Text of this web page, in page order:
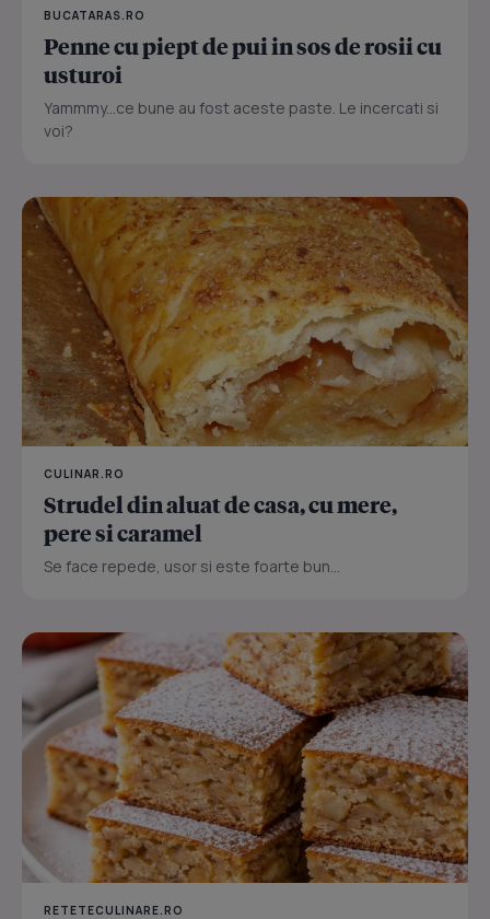
BUCATARAS.RO
Penne cu piept de pui in sos de rosii cu
usturoi
Yammmy...ce bune au fost aceste paste. Le incercati si
voi?
CULINAR.RO
Strudel din aluat de casa, cu mere,
pere si caramel
Se face repede, usor si este foarte bun...
RETETECULINARE.RO